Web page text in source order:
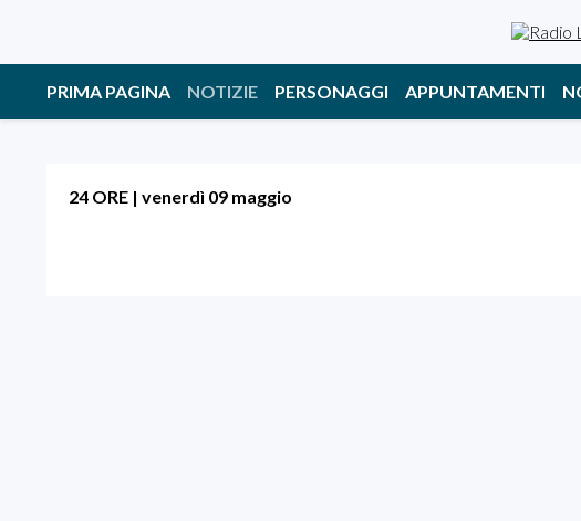
PRIMA PAGINA NOTIZIE PERSONAGGI APPUNTAMENTI
24 ORE | venerdì 09 maggio